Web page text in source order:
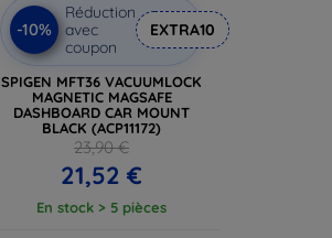
-10%
Réduction
avec
coupon
EXTRA10
SPIGEN MFT36 VACUUMLOCK
MAGNETIC MAGSAFE
DASHBOARD CAR MOUNT
BLACK (ACP11172)
23,90 €
21,52 €
En stock > 5 pièces